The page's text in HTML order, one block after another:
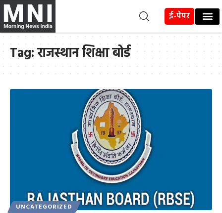
ई-पेपर
Tag:राजस्थान शिक्षा बोर्ड
UNCATEGORIZED